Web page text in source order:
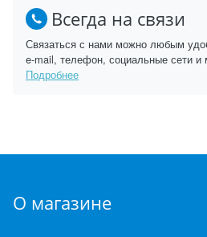
Всегда на связи
Связаться с нами можно любым
e-mail, телефон, социальные сети
Подробнее
О магазине